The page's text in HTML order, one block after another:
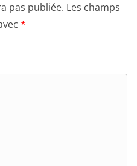
pas publiée. Les champs
*